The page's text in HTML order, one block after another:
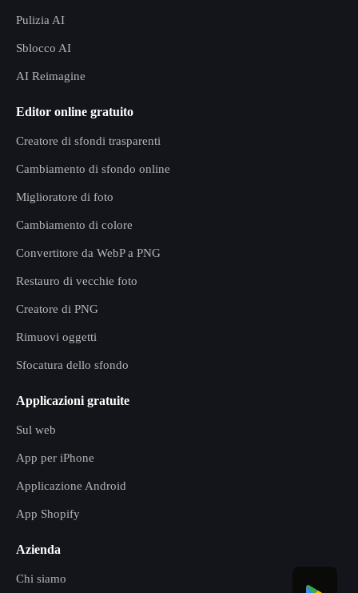
Pulizia AI
Sblocco AI
AI Reimagine
Editor online gratuito
Creatore di sfondi trasparenti
Cambiamento di sfondo online
Miglioratore di foto
Cambiamento di colore
Convertitore da WebP a PNG
Restauro di vecchie foto
Creatore di PNG
Rimuovi oggetti
Sfocatura dello sfondo
Applicazioni gratuite
Sul web
App per iPhone
Applicazione Android
App Shopify
Azienda
Chi siamo